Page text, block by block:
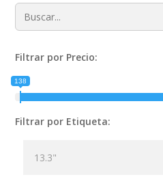
Filtrar por Precio:
138
Filtrar por Etiqueta: